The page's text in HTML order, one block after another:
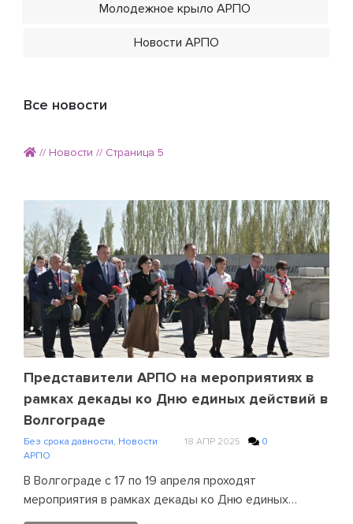
Молодежное крыло АРПО
Новости АРПО
Все новости
// Новости // Страница 5
Представители АРПО на мероприятиях в
рамках декады ко Дню единых действий в
Волгограде
Без срока давности, Новости
АРПО
18 АПР 2025 0
В Волгограде с 17 по 19 апреля проходят
мероприятия в рамках декады ко Дню единых…